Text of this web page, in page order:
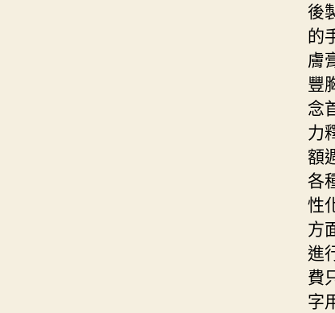
後
的
膚
豐
念
力
額
各
性
方
進
費
字